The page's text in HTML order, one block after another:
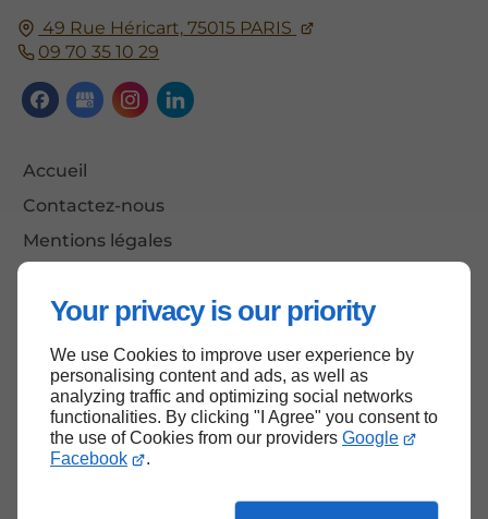
Your privacy is our priority
We use Cookies to improve user experience by
personalising content and ads, as well as
analyzing traffic and optimizing social networks
functionalities. By clicking "I Agree" you consent to
the use of Cookies from our providers Google
Facebook
.
49 Rue Héricart, 75015 PARIS
09 70 35 10 29
Accueil
Contactez-nous
Mentions légales
Haut de page